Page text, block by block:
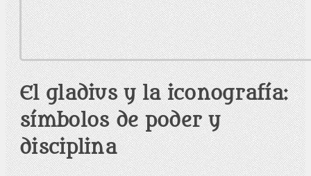
El gladius y la iconografía:
símbolos de poder y
disciplina